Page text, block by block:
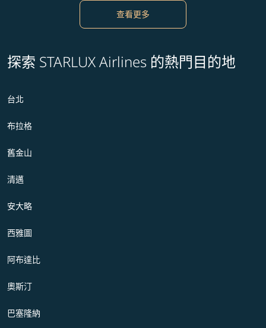
查看更多
探索 STARLUX Airlines 的熱門目的地
台北
布拉格
舊金山
清邁
安大略
西雅圖
阿布達比
奧斯汀
巴塞隆納